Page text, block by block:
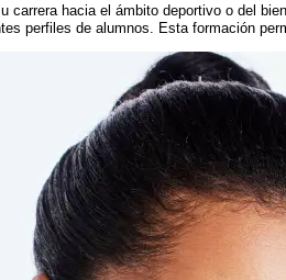
hacia el ámbito deportivo o del
perfiles de alumnos. Esta formación